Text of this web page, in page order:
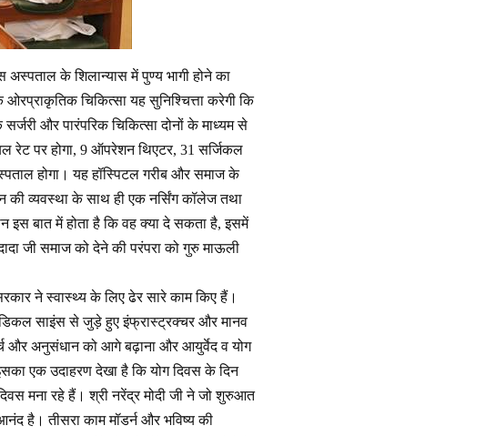
के शिलान्यास में पुण्य भागी होने का
चिकित्सा यह सुनिश्चित्ता करेगी कि
और पारंपरिक चिकित्सा दोनों के माध्यम से
रेट पर होगा, 9 ऑपरेशन थिएटर, 31 सर्जिकल
होगा। यह हॉस्पिटल गरीब और समाज के
व्यवस्था के साथ ही एक नर्सिंग कॉलेज तथा
इस बात में होता है कि वह क्या दे सकता है, इसमें
जी समाज को देने की परंपरा को गुरु माऊली
ने स्वास्थ्य के लिए ढेर सारे काम किए हैं।
साइंस से जुड़े हुए इंफ्रास्ट्रक्चर और मानव
और अनुसंधान को आगे बढ़ाना और आयुर्वेद व योग
एक उदाहरण देखा है कि योग दिवस के दिन
मना रहे हैं। श्री नरेंद्र मोदी जी ने जो शुरुआत
है। तीसरा काम मॉडर्न और भविष्य की